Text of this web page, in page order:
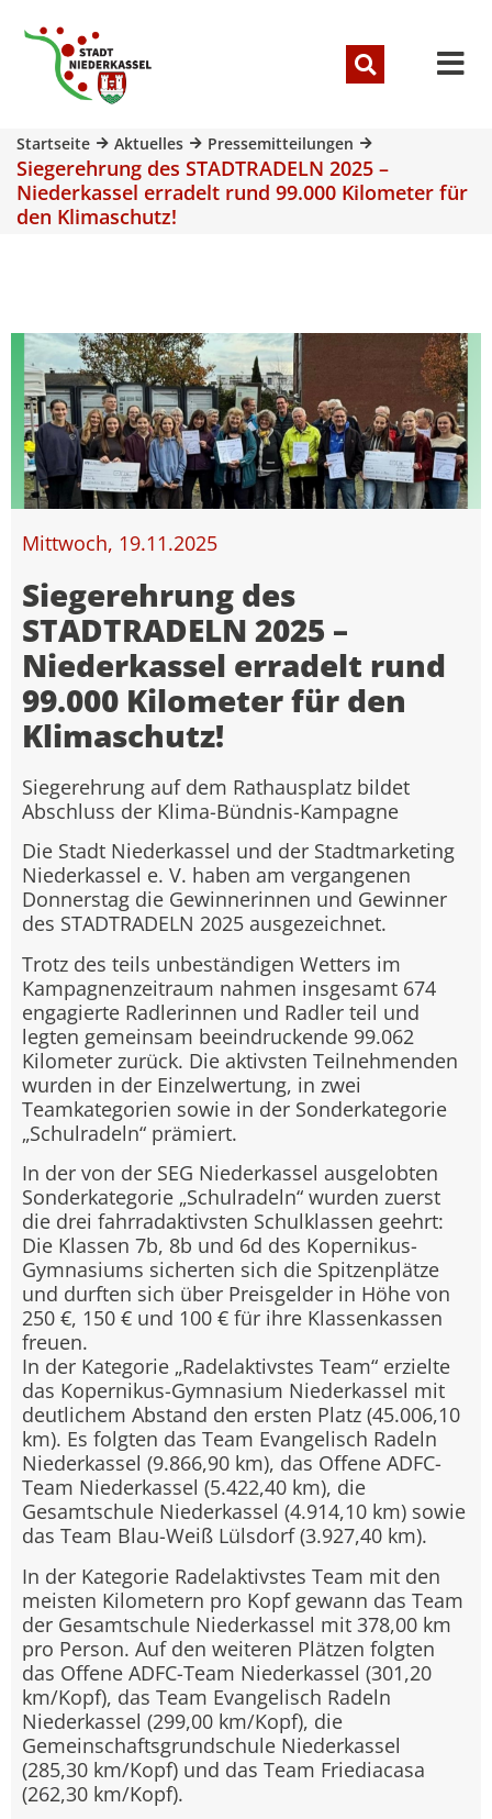
Startseite Aktuelles Pressemitteilungen
Siegerehrung des STADTRADELN 2025 –
Niederkassel erradelt rund 99.000 Kilometer für
den Klimaschutz!
Mittwoch, 19.11.2025
Siegerehrung des
STADTRADELN 2025 –
Niederkassel erradelt rund
99.000 Kilometer für den
Klimaschutz!
Siegerehrung auf dem Rathausplatz bildet
Abschluss der Klima-Bündnis-Kampagne
Die Stadt Niederkassel und der Stadtmarketing
Niederkassel e. V. haben am vergangenen
Donnerstag die Gewinnerinnen und Gewinner
des STADTRADELN 2025 ausgezeichnet.
Trotz des teils unbeständigen Wetters im
Kampagnenzeitraum nahmen insgesamt 674
engagierte Radlerinnen und Radler teil und
legten gemeinsam beeindruckende 99.062
Kilometer zurück. Die aktivsten Teilnehmenden
wurden in der Einzelwertung, in zwei
Teamkategorien sowie in der Sonderkategorie
„Schulradeln“ prämiert.
In der von der SEG Niederkassel ausgelobten
Sonderkategorie „Schulradeln“ wurden zuerst
die drei fahrradaktivsten Schulklassen geehrt:
Die Klassen 7b, 8b und 6d des Kopernikus-
Gymnasiums sicherten sich die Spitzenplätze
und durften sich über Preisgelder in Höhe von
250 €, 150 € und 100 € für ihre Klassenkassen
freuen.
In der Kategorie „Radelaktivstes Team“ erzielte
das Kopernikus-Gymnasium Niederkassel mit
deutlichem Abstand den ersten Platz (45.006,10
km). Es folgten das Team Evangelisch Radeln
Niederkassel (9.866,90 km), das Offene ADFC-
Team Niederkassel (5.422,40 km), die
Gesamtschule Niederkassel (4.914,10 km) sowie
das Team Blau-Weiß Lülsdorf (3.927,40 km).
In der Kategorie Radelaktivstes Team mit den
meisten Kilometern pro Kopf gewann das Team
der Gesamtschule Niederkassel mit 378,00 km
pro Person. Auf den weiteren Plätzen folgten
das Offene ADFC-Team Niederkassel (301,20
km/Kopf), das Team Evangelisch Radeln
Niederkassel (299,00 km/Kopf), die
Gemeinschaftsgrundschule Niederkassel
(285,30 km/Kopf) und das Team Friediacasa
(262,30 km/Kopf).